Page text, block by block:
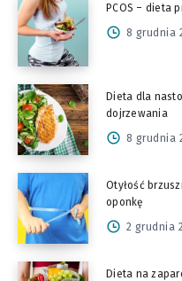
PCOS – dieta
8 grudnia
Dieta dla
dojrzewania
8 grudnia
Otyłość
oponkę
2 grudnia
Dieta na